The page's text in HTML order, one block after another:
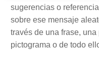
sugerencias o
sobre ese mensaje
través de una frase,
pictograma o de todo